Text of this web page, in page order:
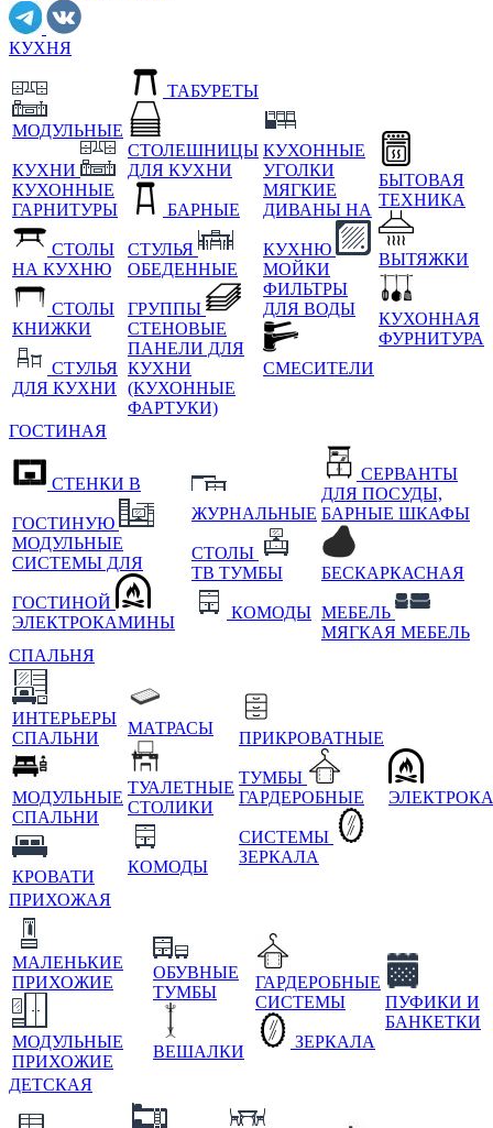
КУХНЯ
МОДУЛЬНЫЕ
КУХНИ
КУХОННЫЕ
ГАРНИТУРЫ
СТОЛЫ
НА КУХНЮ
СТОЛЫ
КНИЖКИ
СТУЛЬЯ
ДЛЯ КУХНИ
ТАБУРЕТЫ
СТОЛЕШНИЦЫ
ДЛЯ КУХНИ
БАРНЫЕ
СТУЛЬЯ
ОБЕДЕННЫЕ
ГРУППЫ
СТЕНОВЫЕ
ПАНЕЛИ ДЛЯ
КУХНИ
(КУХОННЫЕ
ФАРТУКИ)
КУХОННЫЕ
УГОЛКИ
МЯГКИЕ
ДИВАНЫ НА
КУХНЮ
МОЙКИ
ФИЛЬТРЫ
ДЛЯ ВОДЫ
СМЕСИТЕЛИ
БЫТОВАЯ
ТЕХНИКА
ВЫТЯЖКИ
КУХОННАЯ
ФУРНИТУРА
ГОСТИНАЯ
СТЕНКИ В
ГОСТИНУЮ
МОДУЛЬНЫЕ
СИСТЕМЫ ДЛЯ
ГОСТИНОЙ
ЭЛЕКТРОКАМИНЫ
ЖУРНАЛЬНЫЕ
СТОЛЫ
ТВ ТУМБЫ
КОМОДЫ
СЕРВАНТЫ
ДЛЯ ПОСУДЫ,
БАРНЫЕ ШКАФЫ
БЕСКАРКАСНАЯ
МЕБЕЛЬ
МЯГКАЯ МЕБЕЛЬ
СПАЛЬНЯ
ИНТЕРЬЕРЫ
СПАЛЬНИ
МОДУЛЬНЫЕ
СПАЛЬНИ
КРОВАТИ
МАТРАСЫ
ТУАЛЕТНЫЕ
СТОЛИКИ
КОМОДЫ
ПРИКРОВАТНЫЕ
ТУМБЫ
ГАРДЕРОБНЫЕ
СИСТЕМЫ
ЗЕРКАЛА
ПРИХОЖАЯ
МАЛЕНЬКИЕ
ПРИХОЖИЕ
МОДУЛЬНЫЕ
ПРИХОЖИЕ
ОБУВНЫЕ
ТУМБЫ
ВЕШАЛКИ
ГАРДЕРОБНЫЕ
СИСТЕМЫ
ЗЕРКАЛА
ПУФИКИ И
БАНКЕТКИ
ДЕТСКАЯ